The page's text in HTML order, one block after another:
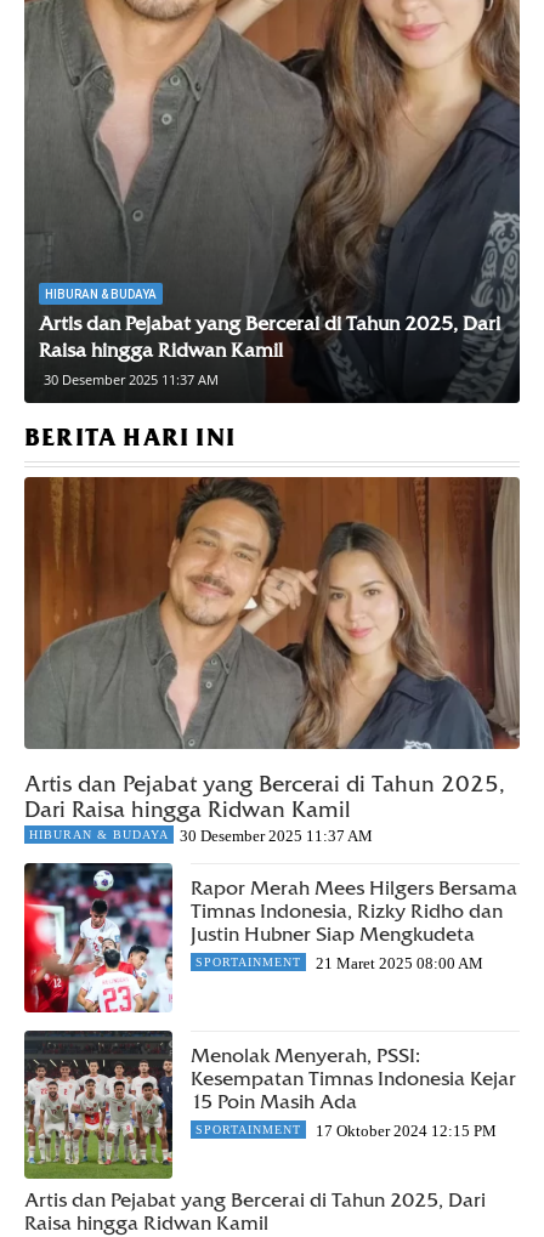
HIBURAN & BUDAYA
Artis dan Pejabat yang Bercerai di Tahun 2025, Dari
Raisa hingga Ridwan Kamil
30 Desember 2025 11:37 AM
BERITA HARI INI
Artis dan Pejabat yang Bercerai di Tahun 2025,
Dari Raisa hingga Ridwan Kamil
HIBURAN & BUDAYA 30 Desember 2025 11:37 AM
Rapor Merah Mees Hilgers Bersama
Timnas Indonesia, Rizky Ridho dan
Justin Hubner Siap Mengkudeta
SPORTAINMENT 21 Maret 2025 08:00 AM
Menolak Menyerah, PSSI:
Kesempatan Timnas Indonesia Kejar
15 Poin Masih Ada
SPORTAINMENT 17 Oktober 2024 12:15 PM
Artis dan Pejabat yang Bercerai di Tahun 2025, Dari
Raisa hingga Ridwan Kamil